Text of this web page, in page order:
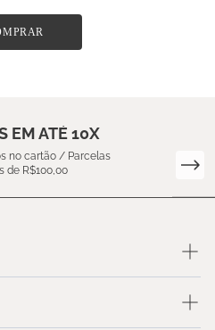
EM ATÉ 10X
no cartão / Parcelas
de R$100,00